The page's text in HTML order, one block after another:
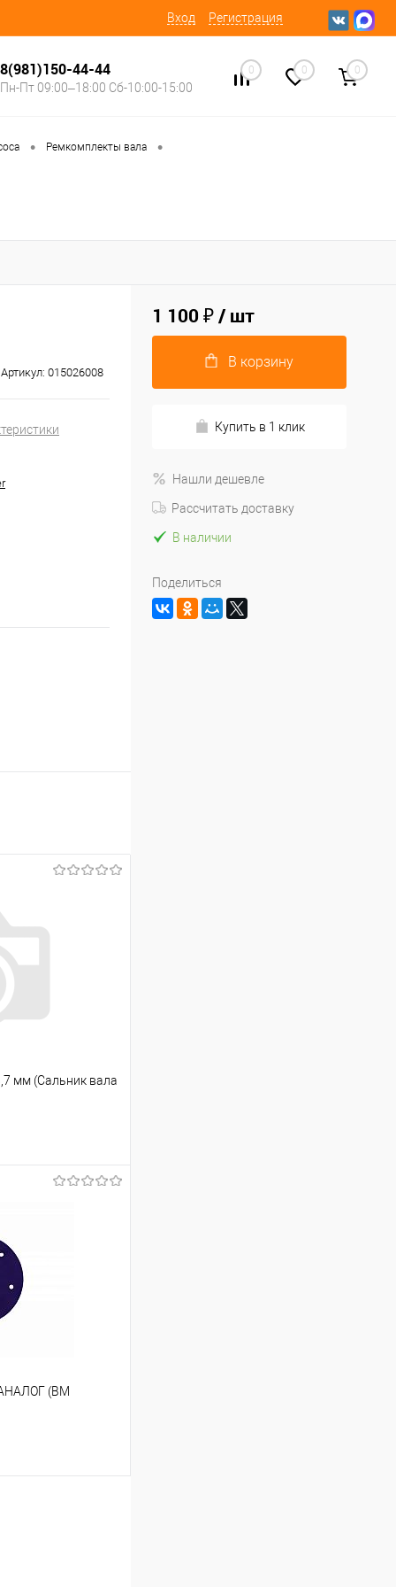
Вход Регистрация
8(981)150-44-44
Пн-Пт 09:00–18:00 Сб-10:00-15:00
0 0 0
• Ремкомплекты вала •
Артикул: 015026008
мм (Сальник вала
К сравнению
Под заказ
(BM
1 100 ₽/ шт
В корзину
Купить в 1 клик
Нашли дешевле
Рассчитать доставку
В наличии
Поделиться